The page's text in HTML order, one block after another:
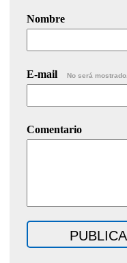
Nombre
E-mail No será mostrado.
Comentario